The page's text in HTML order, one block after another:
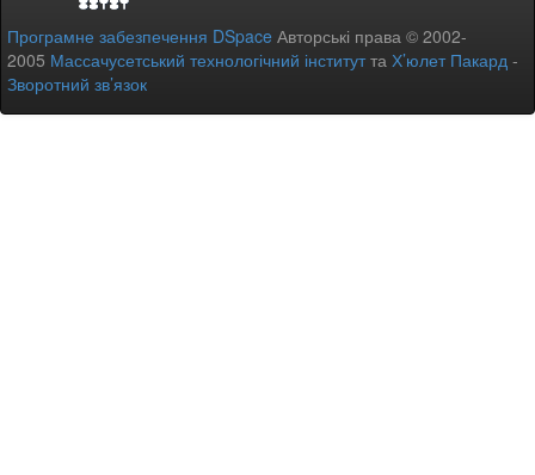
Програмне забезпечення DSpace Авторські права © 2002-
2005 Массачусетський технологічний інститутта Х’юлет Пакард -
Зворотний зв’язок